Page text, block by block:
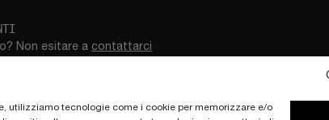
utilizziamo tecnologie come i cookie per memorizzare e/o
Non esitare a contattarci